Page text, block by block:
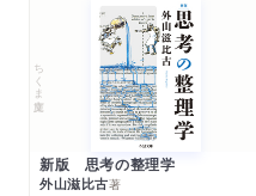
ちくま文庫
新版 思考の整理学
外山滋比古著